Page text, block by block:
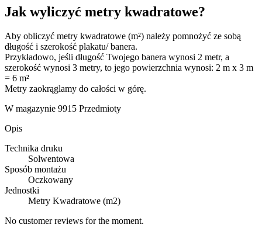
Jak wyliczyć metry kwadratowe?
Aby obliczyć metry kwadratowe (m²) należy pomnożyć ze sobą
długość i szerokość plakatu/ banera.
Przykładowo, jeśli długość Twojego banera wynosi 2 metr, a
szerokość wynosi 3 metry, to jego powierzchnia wynosi: 2 m x 3 m
= 6 m²
Metry zaokrąglamy do całości w górę.
W magazynie 9915 Przedmioty
Opis
Technika druku
Solwentowa
Sposób montażu
Oczkowany
Jednostki
Metry Kwadratowe (m2)
No customer reviews for the moment.